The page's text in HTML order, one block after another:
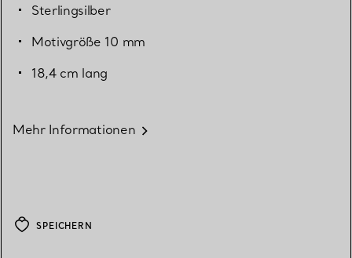
Sterlingsilber
Motivgröße 10 mm
18,4 cm lang
Mehr Informationen
SPEICHERN